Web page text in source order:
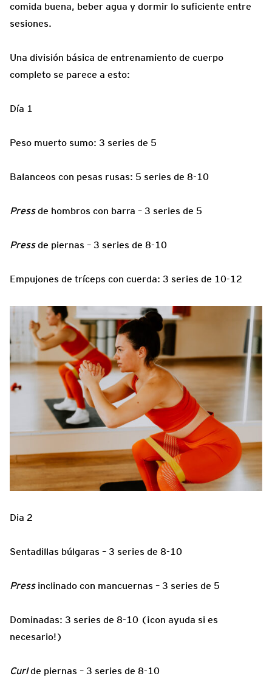
comida buena, beber agua y dormir lo suficiente entre
sesiones.
Una división básica de entrenamiento de cuerpo
completo se parece a esto:
Día 1
Peso muerto sumo: 3 series de 5
Balanceos con pesas rusas: 5 series de 8-10
Pressde hombros con barra – 3 series de 5
Pressde piernas – 3 series de 8-10
Empujones de tríceps con cuerda: 3 series de 10-12
Dia 2
Sentadillas búlgaras – 3 series de 8-10
Pressinclinado con mancuernas – 3 series de 5
Dominadas: 3 series de 8-10 (¡con ayuda si es
necesario!)
Curlde piernas – 3 series de 8-10